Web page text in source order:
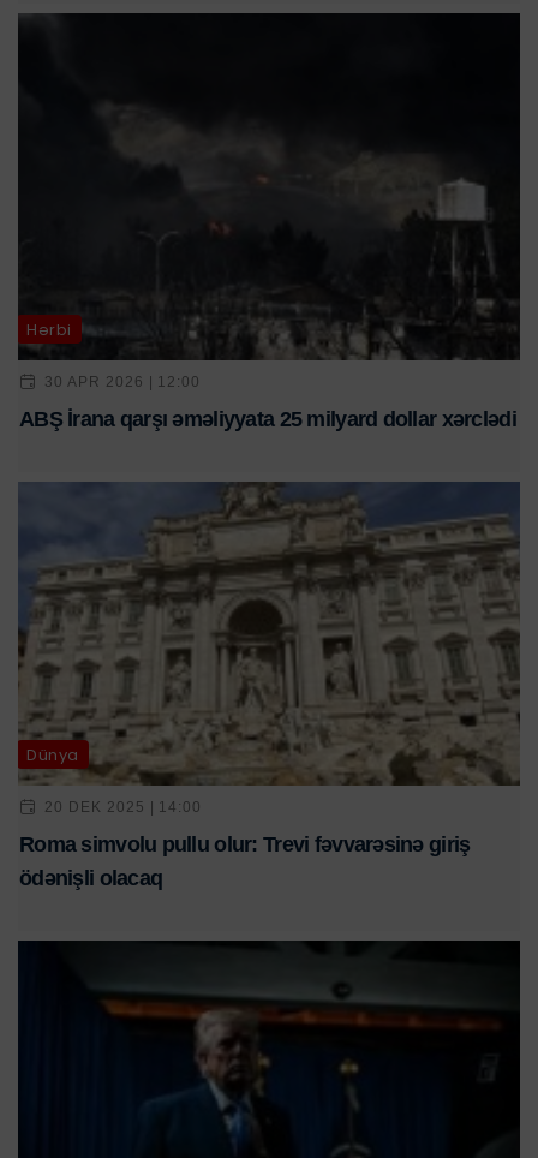
Hərbi
30 APR 2026 | 12:00
ABŞ İrana qarşı əməliyyata 25 milyard dollar xərclədi
Dünya
20 DEK 2025 | 14:00
Roma simvolu pullu olur: Trevi fəvvarəsinə giriş
ödənişli olacaq